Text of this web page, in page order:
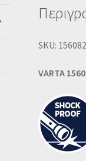
SKU:
VARTA